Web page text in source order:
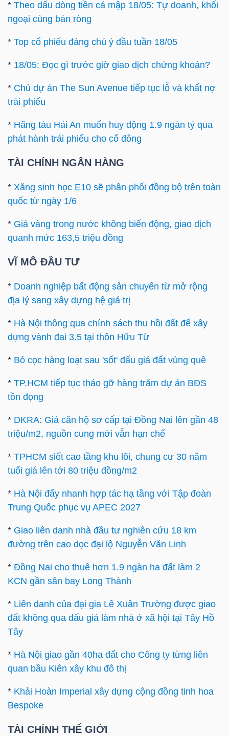
* Theo dấu dòng tiền cá mập 18/05: Tự doanh, khối
ngoại cùng bán ròng
* Top cổ phiếu đáng chú ý đầu tuần 18/05
* 18/05: Đọc gì trước giờ giao dịch chứng khoán?
* Chủ dự án The Sun Avenue tiếp tục lỗ và khất nợ
trái phiếu
* Hãng tàu Hải An muốn huy động 1.9 ngàn tỷ qua
phát hành trái phiếu cho cổ đông
TÀI CHÍNH NGÂN HÀNG
* Xăng sinh học E10 sẽ phân phối đồng bộ trên toàn
quốc từ ngày 1/6
* Giá vàng trong nước không biến động, giao dịch
quanh mức 163,5 triệu đồng
VĨ MÔ ĐẦU TƯ
* Doanh nghiệp bất động sản chuyển từ mở rộng
địa lý sang xây dựng hệ giá trị
* Hà Nội thông qua chính sách thu hồi đất để xây
dựng vành đai 3.5 tại thôn Hữu Từ
* Bỏ cọc hàng loạt sau 'sốt' đấu giá đất vùng quê
* TP.HCM tiếp tục tháo gỡ hàng trăm dự án BĐS
tồn đọng
* DKRA: Giá căn hộ sơ cấp tại Đồng Nai lên gần 48
triệu/m2, nguồn cung mới vẫn hạn chế
* TPHCM siết cao tầng khu lõi, chung cư 30 năm
tuổi giá lên tới 80 triệu đồng/m2
* Hà Nội đẩy nhanh hợp tác hạ tầng với Tập đoàn
Trung Quốc phục vụ APEC 2027
* Giao liên danh nhà đầu tư nghiên cứu 18 km
đường trên cao dọc đại lộ Nguyễn Văn Linh
* Đồng Nai cho thuê hơn 1.9 ngàn ha đất làm 2
KCN gần sân bay Long Thành
* Liên danh của đại gia Lê Xuân Trường được giao
đất không qua đấu giá làm nhà ở xã hội tại Tây Hồ
Tây
* Hà Nội giao gần 40ha đất cho Công ty từng liên
quan bầu Kiên xây khu đô thị
* Khải Hoàn Imperial xây dựng cộng đồng tinh hoa
Bespoke
TÀI CHÍNH THẾ GIỚI
Lãnh
đạo
Tin
tức
(-)
viết
của
giả
(-)
cáo
phân
(-)
Thuật
ngữ
(-)
Dịch
vụ
(-)
Đào
tạo
chính
Công
đầu